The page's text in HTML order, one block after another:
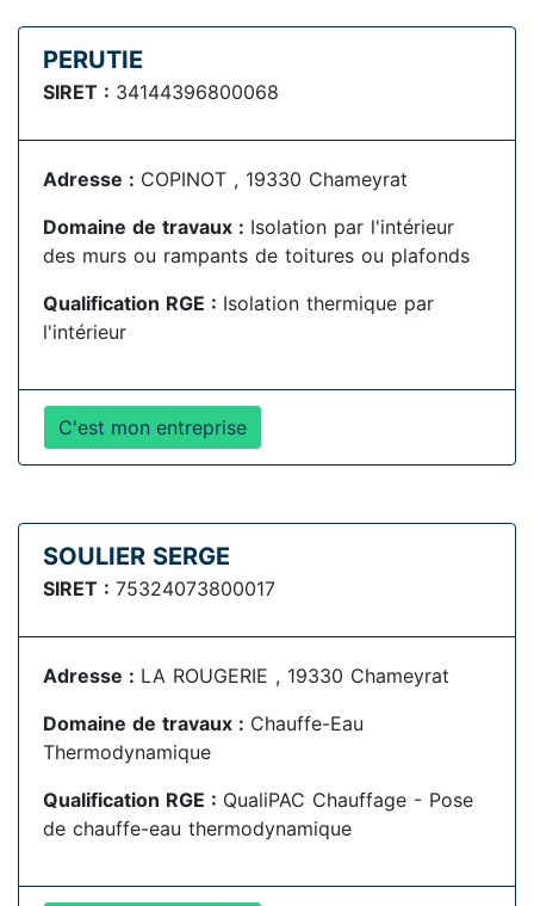
PERUTIE
SIRET : 34144396800068
Adresse : COPINOT , 19330 Chameyrat
Domaine de travaux : Isolation par l'intérieur
des murs ou rampants de toitures ou plafonds
Qualification RGE : Isolation thermique par
l'intérieur
C'est mon entreprise
SOULIER SERGE
SIRET : 75324073800017
Adresse : LA ROUGERIE , 19330 Chameyrat
Domaine de travaux : Chauffe-Eau
Thermodynamique
Qualification RGE : QualiPAC Chauffage - Pose
de chauffe-eau thermodynamique